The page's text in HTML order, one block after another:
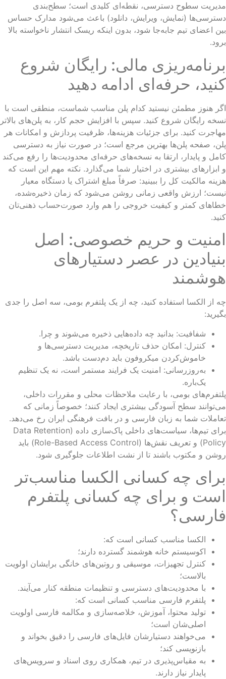
سطوح دسترسی، نقطه‌ای کلیدی است؛ سطح‌بندی
(نمایش، ویرایش، دانلود) باعث می‌شود مدارک حساس
اعضای تیم جابه‌جا شود، بدون اینکه ریسک انتشار ناخواسته بالا
مالی: رایگان شروع
حرفه‌ای ادامه دهید
هنوز مطمئن نیستید کدام پلن مناسب شماست، منطقی است با
رایگان شروع کنید. سپس با افزایش حجم کار، به پلن‌های بالاتر
کنید. برای جزئیات هزینه‌ها، ظرفیت پردازش و امکانات هر
صفحه پلن‌ها بهترین مرجع است؛ در صورت نیاز به دسترسی
و پایدار، ارتقا به نسخه‌های حرفه‌ای محدودیت‌ها را رفع می‌کند
ابزارهای بیشتری در اختیار شما می‌گذارد. نکته مهم این است که
مالکیت کل را ببینید: صرفاً مبلغ اشتراک یا دستگاه معیار
ارزش واقعی زمانی روشن می‌شود که زمان ذخیره‌شده،
کمتر و کیفیت خروجی را هم وارد صورت‌حساب ذهنی‌تان
و حریم خصوصی: اصل
در عصر دستیارهای
از الکسا استفاده کنید، چه از یک پلتفرم بومی، سه اصل را جدی
شفافیت: بدانید چه داده‌هایی ذخیره می‌شوند و چرا.
کنترل: امکان حذف تاریخچه، مدیریت دسترسی‌ها و
خاموش‌کردن میکروفون باید دم‌دست باشد.
به‌روزرسانی: امنیت یک فرایند مستمر است، نه یک تنظیم
یک‌باره.
بومی، با رعایت ملاحظات محلی و مقررات داخلی،
سطح آسودگی بیشتری ایجاد کنند؛ خصوصاً زمانی که
شما به زبان فارسی و در بافت فرهنگی ایران رخ می‌دهد.
برای تیم‌ها، سیاست‌های داخلی پاک‌سازی داده (Data Retention
Policy) و تعریف نقش‌ها (Role-Based Access Control) باید
و مکتوب باشند تا از نشت اطلاعات جلوگیری شود.
چه کسانی الکسا مناسب‌تر
و برای چه کسانی پلتفرم
الکسا مناسب کسانی است که:
اکوسیستم خانه هوشمند گسترده دارند؛
کنترل تجهیزات، موسیقی و روتین‌های خانگی برایشان اولویت
بالاست؛
با محدودیت‌های دسترسی و تنظیمات منطقه کنار می‌آیند.
پلتفرم فارسی مناسب کسانی است که:
تولید محتوا، آموزش، خلاصه‌سازی و مکالمه فارسی اولویت
اصلی‌شان است؛
می‌خواهند دستیارشان فایل‌های فارسی را دقیق بخواند و
بازنویسی کند؛
به مقیاس‌پذیری در تیم، همکاری روی اسناد و سرویس‌های
پایدار نیاز دارند.